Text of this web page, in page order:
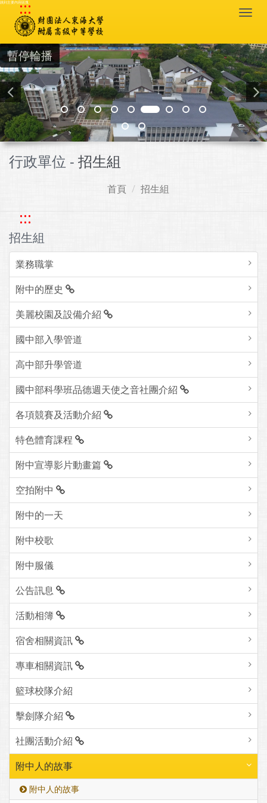
跳到主要內容區塊
:::
暫停輪播
行政單位 - 招生組
首頁 招生組
:::
招生組
業務職掌
附中的歷史
美麗校園及設備介紹
國中部入學管道
高中部升學管道
國中部科學班品德週天使之音社團介紹
各項競賽及活動介紹
特色體育課程
附中宣導影片動畫篇
空拍附中
附中的一天
附中校歌
附中服儀
公告訊息
活動相簿
宿舍相關資訊
專車相關資訊
籃球校隊介紹
擊劍隊介紹
社團活動介紹
附中人的故事
附中人的故事